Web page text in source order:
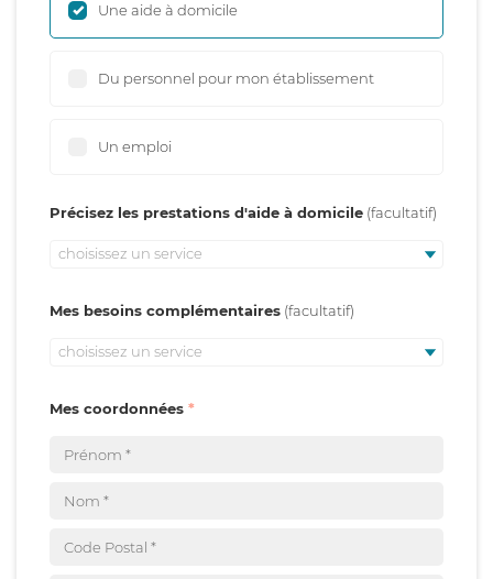
Une aide à domicile
Du personnel pour mon établissement
Un emploi
Précisez les prestations d'aide à domicile
choisissez un service
Mes besoins complémentaires
choisissez un service
Mes coordonnées